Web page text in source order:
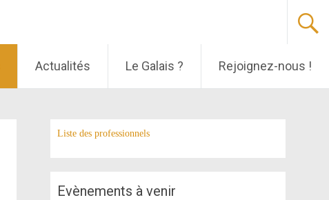
Actualités Le Galais ? Rejoignez-nous !
Liste des professionnels
Evènements à venir